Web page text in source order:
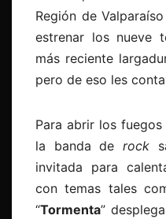
Región de
estrenar los nueve
más reciente
pero de eso les
Para abrir los
la banda derock
invitada para
con temas tales
“Tormenta”